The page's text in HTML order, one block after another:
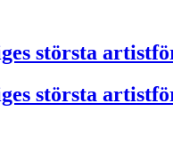
största
största